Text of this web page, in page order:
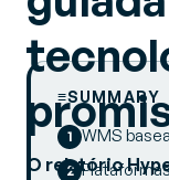
O relatório
SUMMARY
WMS